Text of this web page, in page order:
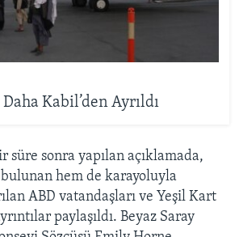
Kabil’den Ayrıldı
süre sonra yapılan açıklamada,
hem de karayoluyla
ABD vatandaşları ve Yeşil Kart
paylaşıldı. Beyaz Saray